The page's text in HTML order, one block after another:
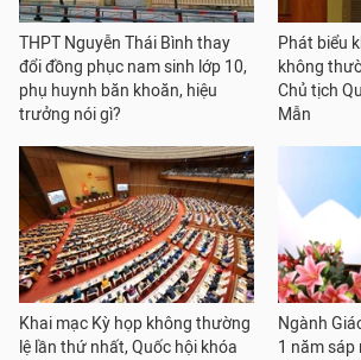
THPT Nguyễn Thái Bình thay
đổi đồng phục nam sinh lớp 10,
phụ huynh băn khoăn, hiệu
trưởng nói gì?
Phát biểu
không
Chủ tịch
Mẫn
Khai mạc Kỳ họp không thường
lệ lần thứ nhất, Quốc hội khóa
Ngành
1 năm sáp